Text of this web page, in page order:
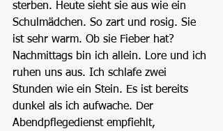
sterben. Heute sieht sie aus wie ein
Schulmädchen. So zart und rosig. Sie
ist sehr warm. Ob sie Fieber hat?
Nachmittags bin ich allein. Lore und ich
ruhen uns aus. Ich schlafe zwei
Stunden wie ein Stein. Es ist bereits
dunkel als ich aufwache. Der
Abendpflegedienst empfiehlt,